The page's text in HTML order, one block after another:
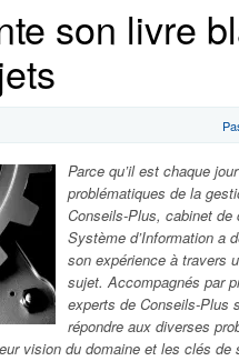
son livre
Parce qu’il est chaque
problématiques de la
Conseils-Plus, cabinet de
Système d’Information a
son expérience à travers
sujet. Accompagnés par
experts de Conseils-Plus
répondre aux diverses
vision du domaine et les clés de